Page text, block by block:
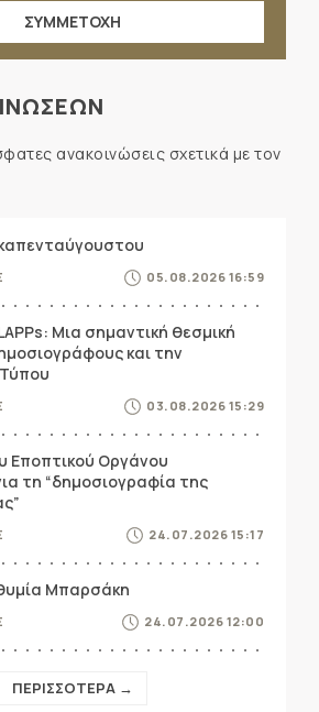
ΣΥΜΜΕΤΟΧΗ
ανακοινώσεις σχετικά με τον
05.08.2026 16:59
Μια σημαντική θεσμική
και την
03.08.2026 15:29
Εποπτικού Οργάνου
τη “δημοσιογραφία της
24.07.2026 15:17
Μπαρσάκη
24.07.2026 12:00
ΠΕΡΙΣΣΟΤΕΡΑ →